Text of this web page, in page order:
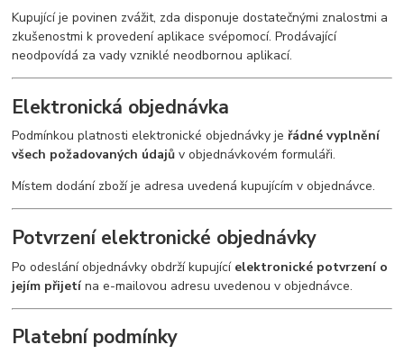
Kupující je povinen zvážit, zda disponuje dostatečnými znalostmi a
zkušenostmi k provedení aplikace svépomocí. Prodávající
neodpovídá za vady vzniklé neodbornou aplikací.
Elektronická objednávka
Podmínkou platnosti elektronické objednávky je řádné vyplnění
všech požadovaných údajů v objednávkovém formuláři.
Místem dodání zboží je adresa uvedená kupujícím v objednávce.
Potvrzení elektronické objednávky
Po odeslání objednávky obdrží kupující elektronické potvrzení o
jejím přijetína e-mailovou adresu uvedenou v objednávce.
Platební podmínky